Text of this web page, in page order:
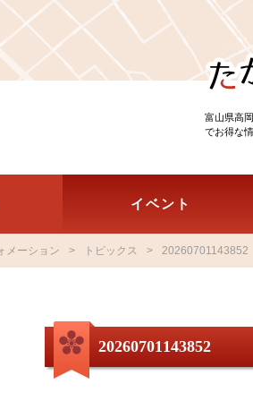
富山県高
でお得な
イベント
メーション トピックス 20260701143852
20260701143852